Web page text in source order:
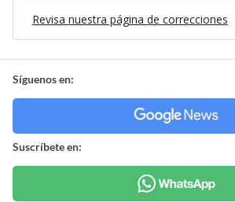
Revisa nuestra página de correcciones
Síguenos en:
Suscríbete en: